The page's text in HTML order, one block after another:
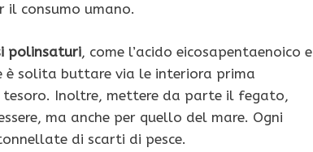
il consumo umano.
polinsaturi, come l’acido eicosapentaenoico e
è solita buttare via le interiora prima
Inoltre, mettere da parte il fegato,
ma anche per quello del mare. Ogni
di scarti di pesce.